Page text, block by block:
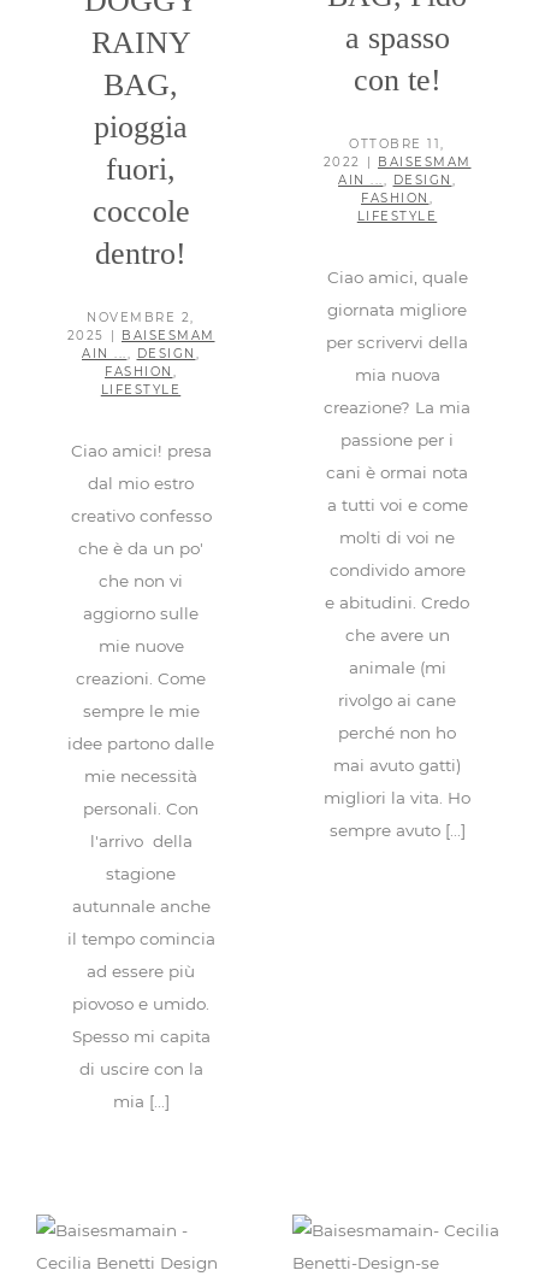
RAINY
BAG,
pioggia
fuori,
coccole
dentro!
NOVEMBRE 2,
2025
BAISESMAM
AIN ..., DESIGN ,
FASHION ,
LIFESTYLE
Ciao amici! presa
dal mio estro
creativo confesso
che è da un po'
che non vi
aggiorno sulle
mie nuove
creazioni. Come
sempre le mie
idee partono dalle
mie necessità
personali. Con
l'arrivo della
stagione
autunnale anche
il tempo comincia
ad essere più
piovoso e umido.
Spesso mi capita
di uscire con la
mia [...]
a spasso
con te!
OTTOBRE 11,
2022
BAISESMAM
AIN ..., DESIGN ,
FASHION ,
LIFESTYLE
Ciao amici, quale
giornata migliore
per scrivervi della
mia nuova
creazione? La mia
passione per i
cani è ormai nota
a tutti voi e come
molti di voi ne
condivido amore
e abitudini. Credo
che avere un
animale (mi
rivolgo ai cane
perché non ho
mai avuto gatti)
migliori la vita. Ho
sempre avuto [...]
Se telefonando…